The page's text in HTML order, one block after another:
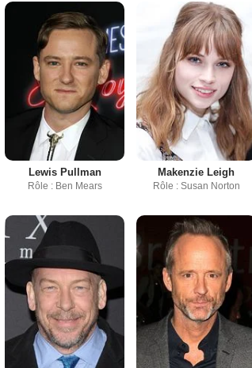
Lewis Pullman
Rôle : Ben Mears
Makenzie Leigh
Rôle : Susan Norton